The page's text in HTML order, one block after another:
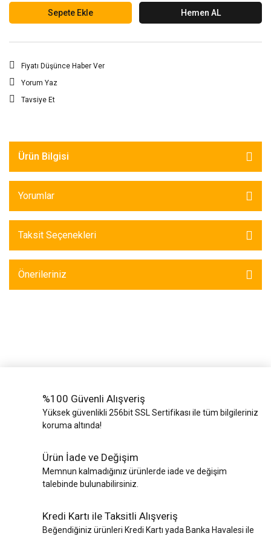
Sepete Ekle Hemen AL
Fiyatı Düşünce Haber Ver
Yorum Yaz
Tavsiye Et
Ürün Bilgisi
Yorumlar
Taksit Seçenekleri
Önerileriniz
%100 Güvenli Alışveriş
Yüksek güvenlikli 256bit SSL Sertifikası ile tüm bilgileriniz
koruma altında!
Ürün İade ve Değişim
Memnun kalmadığınız ürünlerde iade ve değişim
talebinde bulunabilirsiniz.
Kredi Kartı ile Taksitli Alışveriş
Beğendiğiniz ürünleri Kredi Kartı yada Banka Havalesi ile